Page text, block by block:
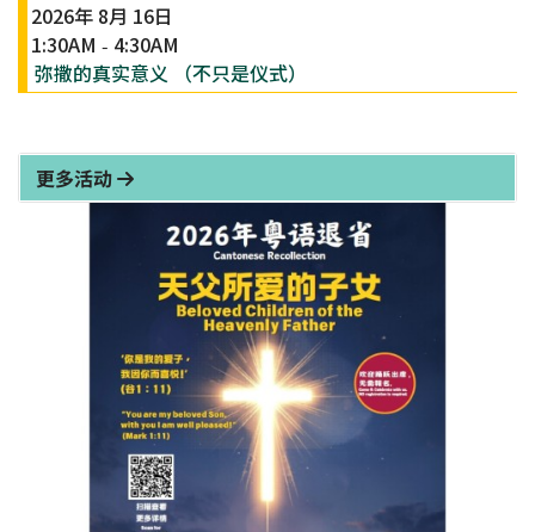
2026年 8月 16日
1:30AM - 4:30AM
弥撒的真实意义 （不只是仪式）
更多活动